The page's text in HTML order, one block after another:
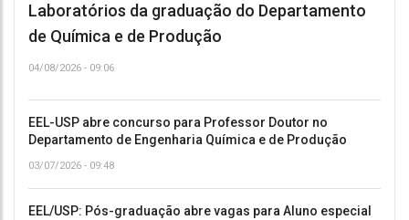
Laboratórios da graduação do Departamento
de Química e de Produção
04/08/2026 - 09:06
EEL-USP abre concurso para Professor Doutor no
Departamento de Engenharia Química e de Produção
03/07/2026 - 09:48
EEL/USP: Pós-graduação abre vagas para Aluno especial